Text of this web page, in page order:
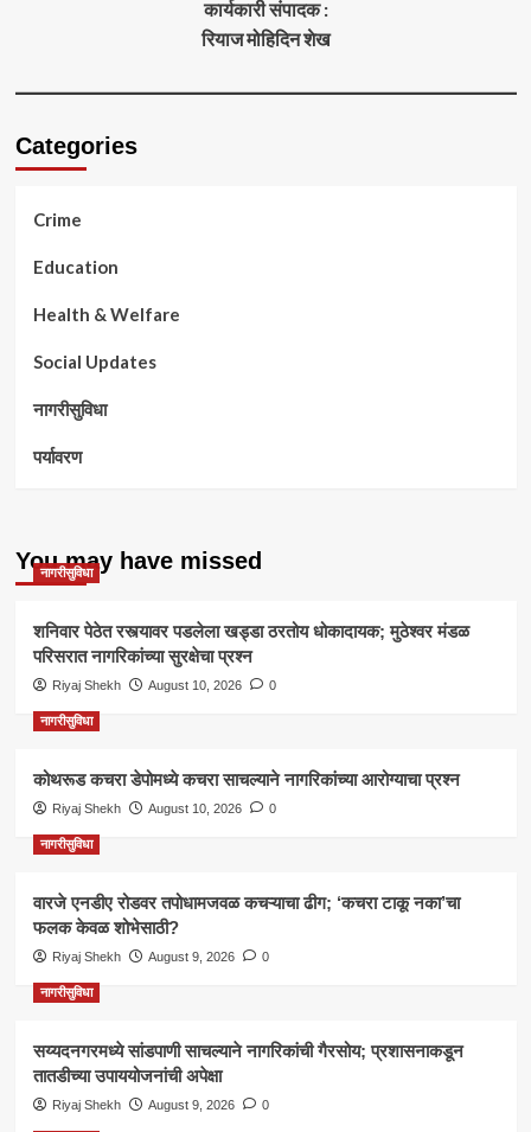
कार्यकारी संपादक :
रियाज मोहिदिन शेख
Categories
Crime
Education
Health & Welfare
Social Updates
नागरीसुविधा
पर्यावरण
You may have missed
नागरीसुविधा
शनिवार पेठेत रस्त्यावर पडलेला खड्डा ठरतोय धोकादायक; मुठेश्वर मंडळ
परिसरात नागरिकांच्या सुरक्षेचा प्रश्न
Riyaj Shekh August 10, 2026 0
नागरीसुविधा
कोथरूड कचरा डेपोमध्ये कचरा साचल्याने नागरिकांच्या आरोग्याचा प्रश्न
Riyaj Shekh August 10, 2026 0
नागरीसुविधा
वारजे एनडीए रोडवर तपोधामजवळ कचऱ्याचा ढीग; ‘कचरा टाकू नका’चा
फलक केवळ शोभेसाठी?
Riyaj Shekh August 9, 2026 0
नागरीसुविधा
सय्यदनगरमध्ये सांडपाणी साचल्याने नागरिकांची गैरसोय; प्रशासनाकडून
तातडीच्या उपाययोजनांची अपेक्षा
Riyaj Shekh August 9, 2026 0